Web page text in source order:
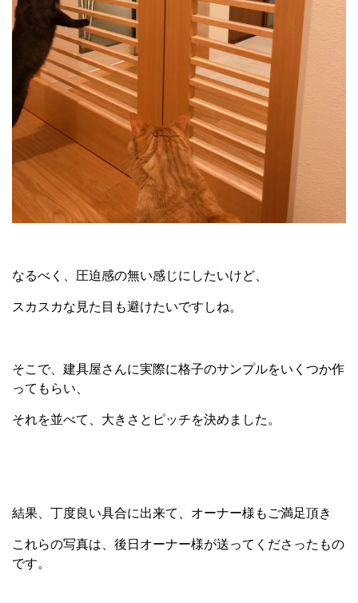
なるべく、圧迫感の無い感じにしたいけど、
スカスカな見た目も避けたいですしね。
そこで、建具屋さんに実際に格子のサンプルをいくつか作
ってもらい、
それを並べて、大きさとピッチを決めました。
結果、丁度良い具合に出来て、オーナー様もご満足頂き
これらの写真は、後日オーナー様が送ってくださったもの
です。